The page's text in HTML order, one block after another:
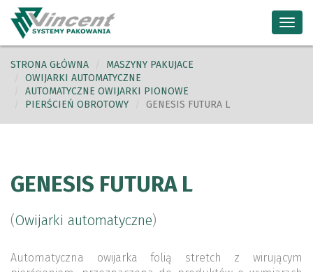
STRONA GŁÓWNA
MASZYNY PAKUJACE
OWIJARKI AUTOMATYCZNE
AUTOMATYCZNE OWIJARKI PIONOWE
PIERŚCIEŃ OBROTOWY
GENESIS FUTURA L
GENESIS FUTURA L
(Owijarki automatyczne)
Automatyczna owijarka folią stretch z wirującym